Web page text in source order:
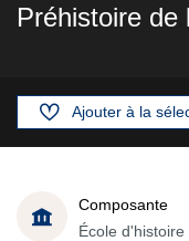
Préhistoire
Ajouter à la
Composante
École